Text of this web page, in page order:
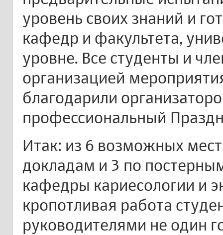
уровень своих знаний и
кафедр и факультета,
уровне. Все студенты и
организацией
благодарили
профессиональный
Итак: из 6 возможных
докладам и 3 по
кафедры кариесологии и
кропотливая работа
руководителями не один